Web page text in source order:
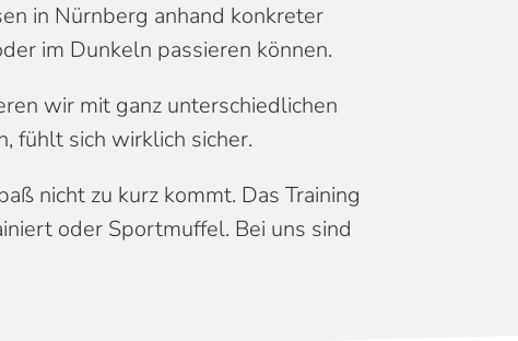
in Nürnberg anhand konkreter
im Dunkeln passieren können.
wir mit ganz unterschiedlichen
fühlt sich wirklich sicher.
nicht zu kurz kommt. Das Training
oder Sportmuffel. Bei uns sind